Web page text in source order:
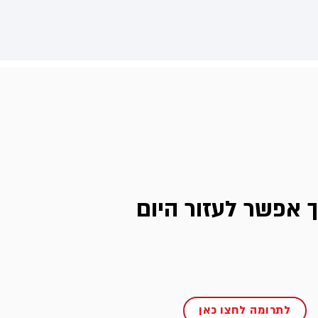
אפשר לעזור היום
לתרומה לחצו כאן